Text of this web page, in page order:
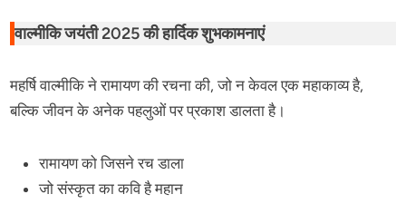
वाल्मीकि जयंती 2025 की हार्दिक शुभकामनाएं
महर्षि वाल्मीकि ने रामायण की रचना की, जो न केवल एक महाकाव्य है,
बल्कि जीवन के अनेक पहलुओं पर प्रकाश डालता है।
रामायण को जिसने रच डाला
जो संस्कृत का कवि है महान